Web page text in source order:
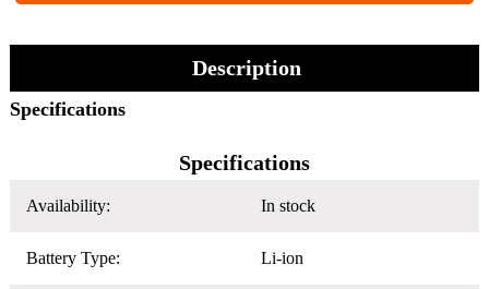
Description
Specifications
Specifications
Availability: In stock
Battery Type: Li-ion